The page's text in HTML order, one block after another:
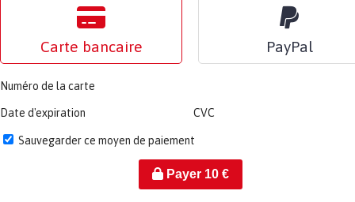
Carte bancaire PayPal
Numéro de la carte
Date d'expiration CVC
Sauvegarder ce moyen de paiement
Payer 10€